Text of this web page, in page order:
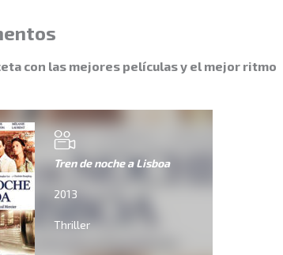
con las mejores películas y el mejor ritmo
Tren de noche a Lisboa
2013
Thriller